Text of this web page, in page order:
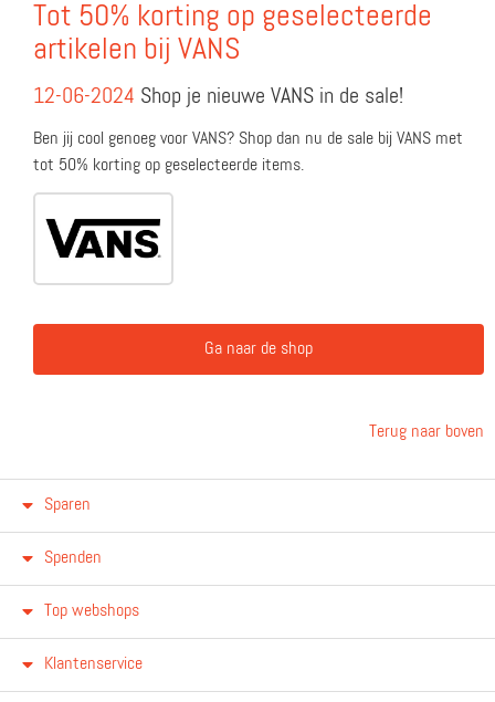
Tot 50% korting op geselecteerde
artikelen bij VANS
12-06-2024 Shop je nieuwe VANS in de sale!
Ben jij cool genoeg voor VANS? Shop dan nu de sale bij VANS met
tot 50% korting op geselecteerde items.
Ga naar de shop
Terug naar boven
Sparen
Spenden
Top webshops
Klantenservice